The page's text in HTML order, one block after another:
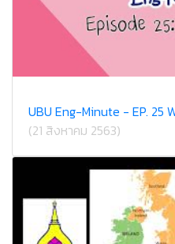
UBU Eng-Minute - EP. 25
(21 สิงหาคม 2563)